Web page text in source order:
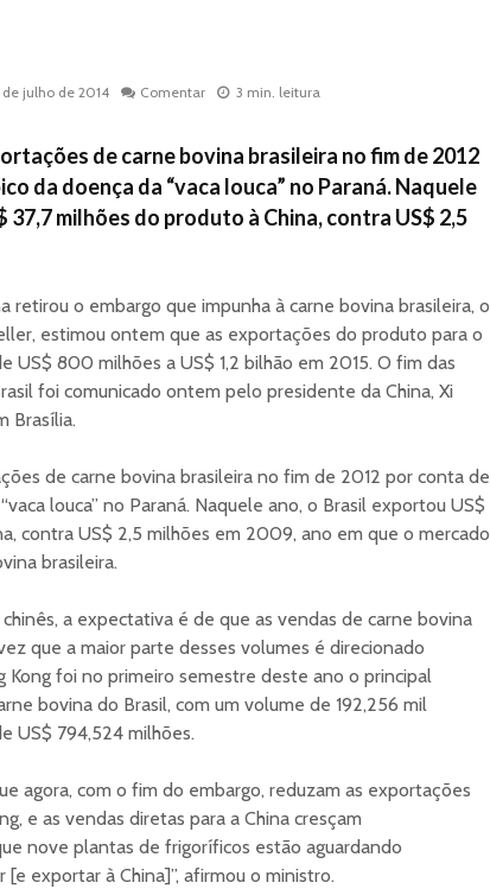
de julho de 2014 Comentar 3 min. leitura
de carne bovina brasileira no fim de 2012
da doença da “vaca louca” no Paraná. Naquele
37,7 milhões do produto à China, contra US$ 2,5
retirou o embargo que impunha à carne bovina brasileira, o
estimou ontem que as exportações do produto para o
US$ 800 milhões a US$ 1,2 bilhão em 2015. O fim das
foi comunicado ontem pelo presidente da China, Xi
Brasília.
de carne bovina brasileira no fim de 2012 por conta de
louca” no Paraná. Naquele ano, o Brasil exportou US$
contra US$ 2,5 milhões em 2009, ano em que o mercado
brasileira.
a expectativa é de que as vendas de carne bovina
que a maior parte desses volumes é direcionado
Kong foi no primeiro semestre deste ano o principal
bovina do Brasil, com um volume de 192,256 mil
US$ 794,524 milhões.
agora, com o fim do embargo, reduzam as exportações
e as vendas diretas para a China cresçam
nove plantas de frigoríficos estão aguardando
exportar à China]”, afirmou o ministro.